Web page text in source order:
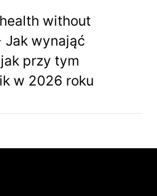
without
Jak wynająć
przy tym
w 2026 roku